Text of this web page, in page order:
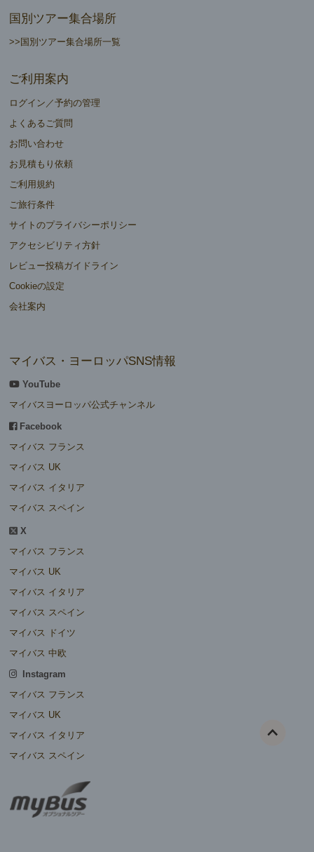
国別ツアー集合場所
>>国別ツアー集合場所一覧
ご利用案内
ログイン／予約の管理
よくあるご質問
お問い合わせ
お見積もり依頼
ご利用規約
ご旅行条件
サイトのプライバシーポリシー
アクセシビリティ方針
レビュー投稿ガイドライン
Cookieの設定
会社案内
マイバス・ヨーロッパSNS情報
YouTube
マイバスヨーロッパ公式チャンネル
Facebook
マイバス フランス
マイバス UK
マイバス イタリア
マイバス スペイン
X
マイバス フランス
マイバス UK
マイバス イタリア
マイバス スペイン
マイバス ドイツ
マイバス 中欧
Instagram
マイバス フランス
マイバス UK
マイバス イタリア
マイバス スペイン